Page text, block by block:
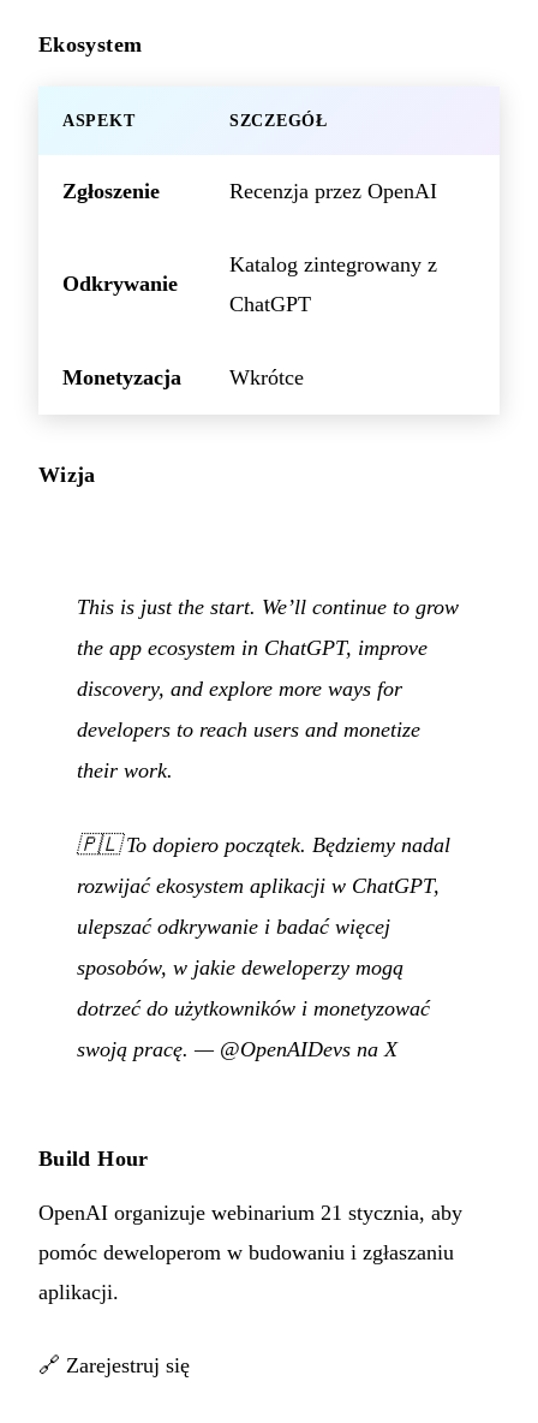
Ekosystem
ASPEKT SZCZEGÓŁ
Zgłoszenie Recenzja przez OpenAI
Odkrywanie
Katalog zintegrowany z
ChatGPT
Monetyzacja Wkrótce
Wizja
This is just the start. We’ll continue to grow
the app ecosystem in ChatGPT, improve
discovery, and explore more ways for
developers to reach users and monetize
their work.
🇵🇱To dopiero początek. Będziemy nadal
rozwijać ekosystem aplikacji w ChatGPT,
ulepszać odkrywanie i badać więcej
sposobów, w jakie deweloperzy mogą
dotrzeć do użytkowników i monetyzować
swoją pracę. — @OpenAIDevs na X
Build Hour
OpenAI organizuje webinarium 21 stycznia, aby
pomóc deweloperom w budowaniu i zgłaszaniu
aplikacji.
🔗 Zarejestruj się